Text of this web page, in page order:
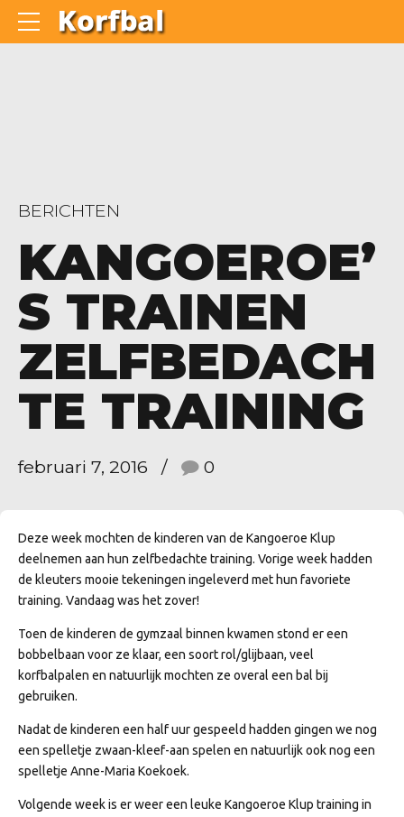
BERICHTEN
KANGOEROE’
S TRAINEN
ZELFBEDACH
TE TRAINING
februari 7, 2016 0
Deze week mochten de kinderen van de Kangoeroe Klup
deelnemen aan hun zelfbedachte training. Vorige week hadden
de kleuters mooie tekeningen ingeleverd met hun favoriete
training. Vandaag was het zover!
Toen de kinderen de gymzaal binnen kwamen stond er een
bobbelbaan voor ze klaar, een soort rol/glijbaan, veel
korfbalpalen en natuurlijk mochten ze overal een bal bij
gebruiken.
Nadat de kinderen een half uur gespeeld hadden gingen we nog
een spelletje zwaan-kleef-aan spelen en natuurlijk ook nog een
spelletje Anne-Maria Koekoek.
Volgende week is er weer een leuke Kangoeroe Klup training in